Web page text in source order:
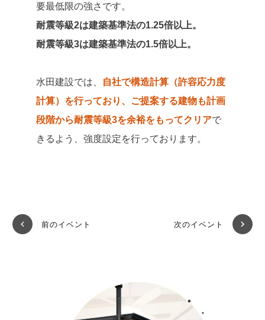
要最低限の強さです。
耐震等級2は建築基準法の1.25倍以上。
耐震等級3は建築基準法の1.5倍以上。
水田建設では、
自社で構造計算（許容応力度
計算）を行っており、ご提案する建物も計画
段階から耐震等級3を余裕をもってクリアで
きるよう、強度設定を行っております。
前のイベント 次のイベント